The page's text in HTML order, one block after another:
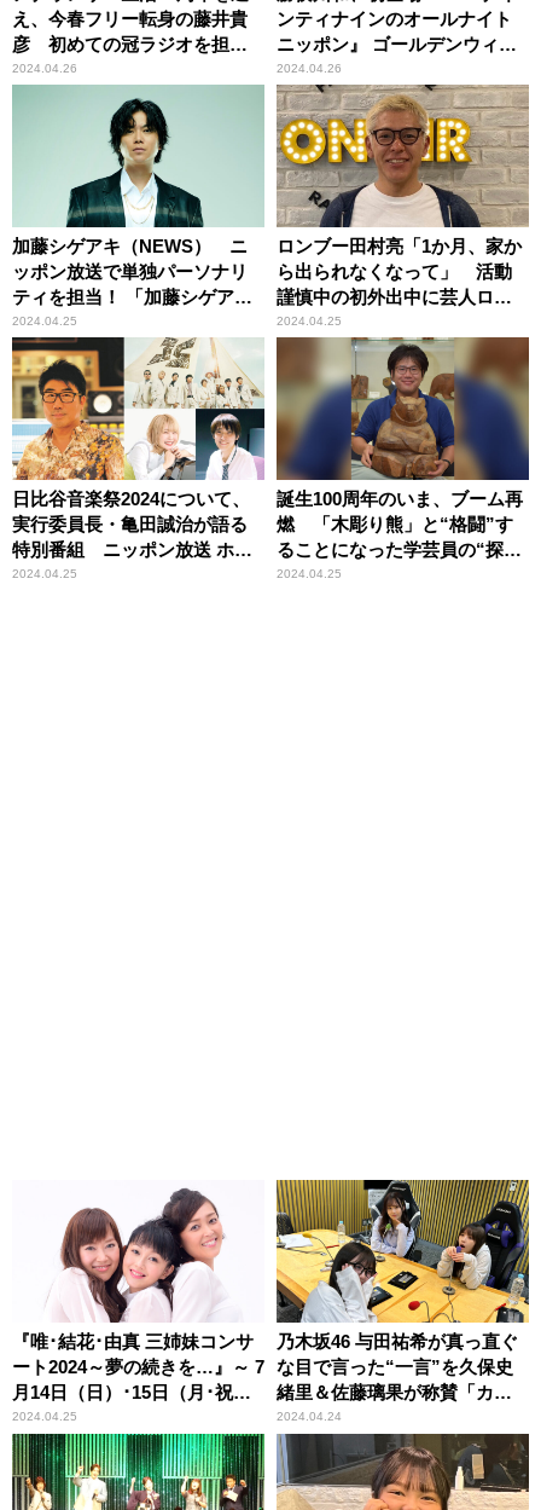
え、今春フリー転身の藤井貴
彦 初めての冠ラジオを担
当！『藤井貴彦 グッドラッ
2024.04.26
ンティナインのオールナイト
ニッポン』 ゴールデンウィー
クは勝俣州和が、いーんじゃ
ない？
2024.04.26
加藤シゲアキ（NEWS） ニ
ッポン放送で単独パーソナリ
ティを担当！ 「加藤シゲア
キ ササイナサイワイ」
（コメントあり）
2024.04.25
ロンブー田村亮「1か月、家か
ら出られなくなって」 活動
謹慎中の初外出中に芸人ロケ
に出くわしていた
2024.04.25
日比谷音楽祭2024について、
実行委員長・亀田誠治が語る
特別番組 ニッポン放送 ホリ
デースペシャル『Road to 日比
2024.04.25
誕生100周年のいま、ブーム再
燃 「木彫り熊」と“格闘”す
ることになった学芸員の“探求
心”
2024.04.25
『唯･結花･由真 三姉妹コンサ
ート2024～夢の続きを…』～ 7
月14日（日）･15日（月･祝）
の2日間ヒューリックホール東
京で開催
2024.04.25
乃木坂46 与田祐希が真っ直ぐ
な目で言った“一言”を久保史
緒里＆佐藤璃果が称賛「カッ
ケーな！」
2024.04.24